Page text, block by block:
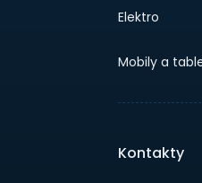
Elektro
Mobily a
Kontakty